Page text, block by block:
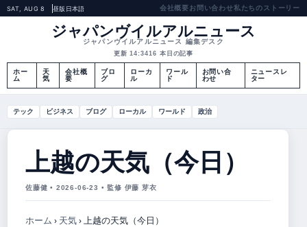
SAT, AUG 8 昼版 日本語 会社概要お問い合わせ私たちのストーリー
ジャパンヴイルアルニュース
ジャパンヴイルアルニュース 編集デスク
更新 14:3416 本日の記事
ホー
ム
天
気
会社概
要
ブロ
グ
ローカ
ル
ワール
ド
お問い合
わせ
ニュースレ
ター
テック ビジネス ブログ ローカル ワールド 政治
上越の天気（今日）
佐藤健 • 2026-06-23 • 監修 伊藤 芽衣
ホーム › 天気›上越の天気（今日）